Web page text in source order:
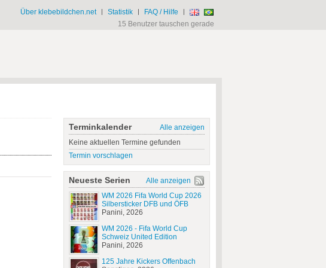
Über klebebildchen.net | Statistik | FAQ / Hilfe |
15 Benutzer tauschen gerade
Terminkalender
Alle anzeigen
Keine aktuellen Termine gefunden
Termin vorschlagen
Neueste Serien
Alle anzeigen
WM 2026 Fifa World Cup 2026
Silbersticker DFB und ÖFB
Panini, 2026
WM 2026 - Fifa World Cup
Schweiz United Edition
Panini, 2026
125 Jahre Kickers Offenbach